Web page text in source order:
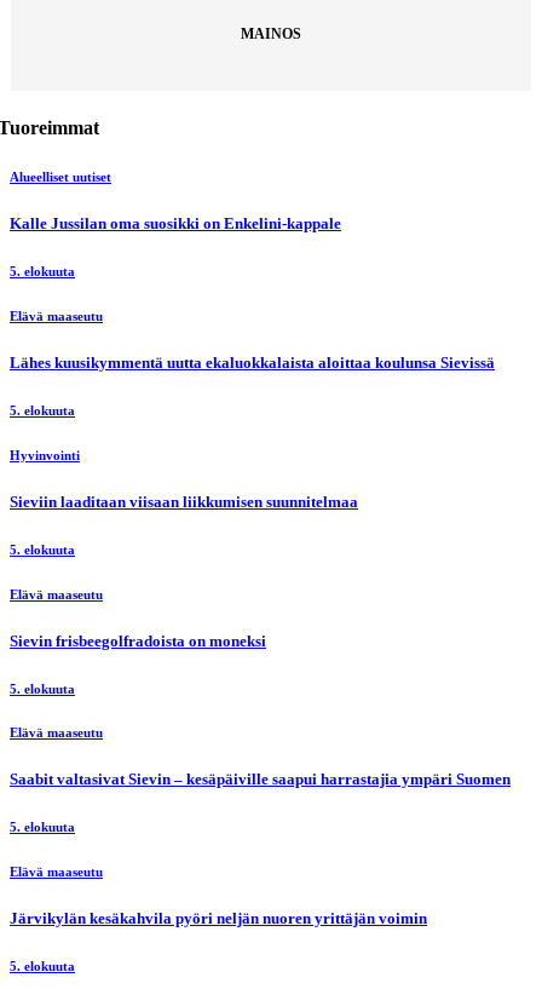
MAINOS
Alueelliset uutiset
Kalle Jussilan oma suosikki on Enkelini-kappale
5. elokuuta
Elävä maaseutu
Lähes kuusikymmentä uutta ekaluokkalaista aloittaa koulunsa Sievissä
5. elokuuta
Hyvinvointi
Sieviin laaditaan viisaan liikkumisen suunnitelmaa
5. elokuuta
Elävä maaseutu
Sievin frisbeegolfradoista on moneksi
5. elokuuta
Elävä maaseutu
Saabit valtasivat Sievin – kesäpäiville saapui harrastajia ympäri Suomen
5. elokuuta
Elävä maaseutu
Järvikylän kesäkahvila pyöri neljän nuoren yrittäjän voimin
5. elokuuta